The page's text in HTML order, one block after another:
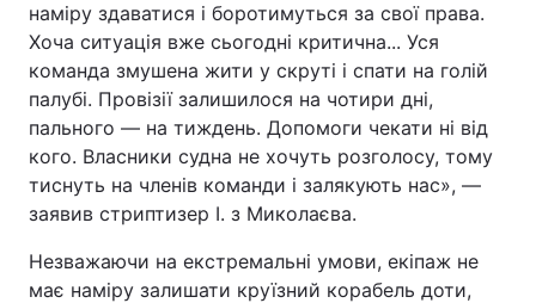
Послуги
Тема оформлення
наміру здаватися і боротимуться за свої права.
Хоча ситуація вже сьогодні критична... Уся
команда змушена жити у скрутi і спати на голій
палубі. Провізії залишилося на чотири дні,
пального — на тиждень. Допомоги чекати ні від
кого. Власники судна не хочуть розголосу, тому
тиснуть на членiв команди і залякують нас», —
заявив стриптизер І. з Миколаєва.
Незважаючи на екстремальні умови, екіпаж не
має наміру залишати круїзний корабель доти,